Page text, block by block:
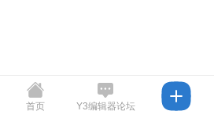
首页 Y3编辑器论坛